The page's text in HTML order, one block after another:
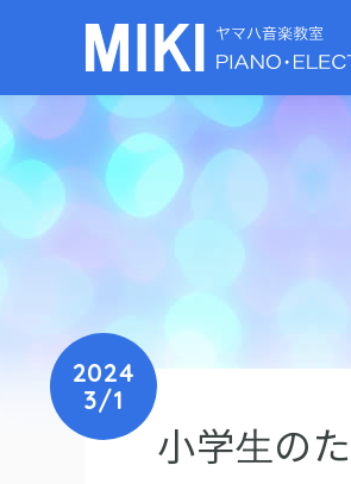
2024
3/1
小学生の